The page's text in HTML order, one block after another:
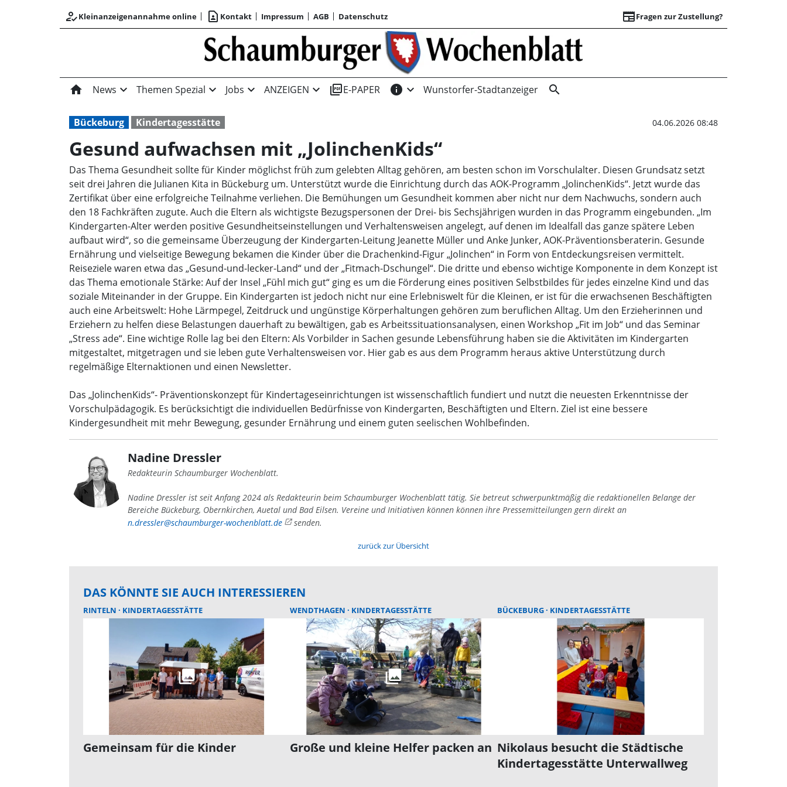
how_to_regKleinanzeigenannahme online contact_page Kontakt Impressum AGB Datenschutz newspaperFragen zur Zustellung?
Gesund
home News expand_more Themen Spezial expand_more Jobs expand_more ANZEIGEN expand_more picture_as_pdfE-PAPER info expand_more Wunstorfer-Stadtanzeiger search
Bückeburg Kindertagesstätte 04.06.2026 08:48
Gesund aufwachsen mit „JolinchenKids“
Das Thema Gesundheit sollte für Kinder möglichst früh zum gelebten Alltag gehören, am besten schon im Vorschulalter. Diesen Grundsatz setzt
seit drei Jahren die Julianen Kita in Bückeburg um. Unterstützt wurde die Einrichtung durch das AOK-Programm „JolinchenKids“. Jetzt wurde das
Zertifikat über eine erfolgreiche Teilnahme verliehen. Die Bemühungen um Gesundheit kommen aber nicht nur dem Nachwuchs, sondern auch
den 18 Fachkräften zugute. Auch die Eltern als wichtigste Bezugspersonen der Drei- bis Sechsjährigen wurden in das Programm eingebunden. „Im
Kindergarten-Alter werden positive Gesundheitseinstellungen und Verhaltensweisen angelegt, auf denen im Idealfall das ganze spätere Leben
aufbaut wird“, so die gemeinsame Überzeugung der Kindergarten-Leitung Jeanette Müller und Anke Junker, AOK-Präventionsberaterin. Gesunde
Ernährung und vielseitige Bewegung bekamen die Kinder über die Drachenkind-Figur „Jolinchen“ in Form von Entdeckungsreisen vermittelt.
Reiseziele waren etwa das „Gesund-und-lecker-Land“ und der „Fitmach-Dschungel“. Die dritte und ebenso wichtige Komponente in dem Konzept ist
das Thema emotionale Stärke: Auf der Insel „Fühl mich gut“ ging es um die Förderung eines positiven Selbstbildes für jedes einzelne Kind und das
soziale Miteinander in der Gruppe. Ein Kindergarten ist jedoch nicht nur eine Erlebniswelt für die Kleinen, er ist für die erwachsenen Beschäftigten
auch eine Arbeitswelt: Hohe Lärmpegel, Zeitdruck und ungünstige Körperhaltungen gehören zum beruflichen Alltag. Um den Erzieherinnen und
Erziehern zu helfen diese Belastungen dauerhaft zu bewältigen, gab es Arbeitssituationsanalysen, einen Workshop „Fit im Job“ und das Seminar
„Stress ade“. Eine wichtige Rolle lag bei den Eltern: Als Vorbilder in Sachen gesunde Lebensführung haben sie die Aktivitäten im Kindergarten
mitgestaltet, mitgetragen und sie leben gute Verhaltensweisen vor. Hier gab es aus dem Programm heraus aktive Unterstützung durch
regelmäßige Elternaktionen und einen Newsletter.
Das „JolinchenKids“- Präventionskonzept für Kindertageseinrichtungen ist wissenschaftlich fundiert und nutzt die neuesten Erkenntnisse der
Vorschulpädagogik. Es berücksichtigt die individuellen Bedürfnisse von Kindergarten, Beschäftigten und Eltern. Ziel ist eine bessere
Kindergesundheit mit mehr Bewegung, gesunder Ernährung und einem guten seelischen Wohlbefinden.
Nadine Dressler
Redakteurin Schaumburger Wochenblatt.
Nadine Dressler ist seit Anfang 2024 als Redakteurin beim Schaumburger Wochenblatt tätig. Sie betreut schwerpunktmäßig die redaktionellen Belange der
Bereiche Bückeburg, Obernkirchen, Auetal und Bad Eilsen. Vereine und Initiativen können können ihre Pressemitteilungen gern direkt an
n.dressler@schaumburger-wochenblatt.de
senden.
zurück zur Übersicht
DAS KÖNNTE SIE AUCH INTERESSIEREN
RINTELN KINDERTAGESSTÄTTE
Gemeinsam für die Kinder
WENDTHAGEN KINDERTAGESSTÄTTE
Große und kleine Helfer packen an
BÜCKEBURG KINDERTAGESSTÄTTE
Nikolaus besucht die Städtische
Kindertagesstätte Unterwallweg